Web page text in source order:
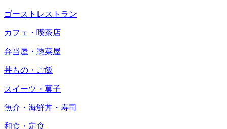
ゴーストレストラン
カフェ・喫茶店
弁当屋・惣菜屋
丼もの・ご飯
スイーツ・菓子
魚介・海鮮丼・寿司
和食・定食